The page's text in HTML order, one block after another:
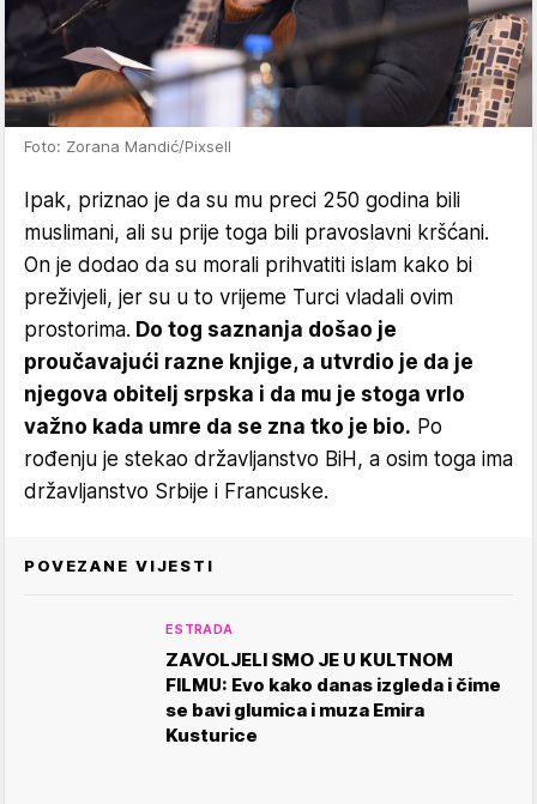
Foto: Zorana Mandić/Pixsell
Ipak, priznao je da su mu preci 250 godina bili
muslimani, ali su prije toga bili pravoslavni kršćani.
On je dodao da su morali prihvatiti islam kako bi
preživjeli, jer su u to vrijeme Turci vladali ovim
prostorima. Do tog saznanja došao je
proučavajući razne knjige, a utvrdio je da je
njegova obitelj srpska i da mu je stoga vrlo
važno kada umre da se zna tko je bio. Po
rođenju je stekao državljanstvo BiH, a osim toga ima
državljanstvo Srbije i Francuske.
POVEZANE VIJESTI
ESTRADA
ZAVOLJELI SMO JE U KULTNOM
FILMU: Evo kako danas izgleda i čime
se bavi glumica i muza Emira
Kusturice